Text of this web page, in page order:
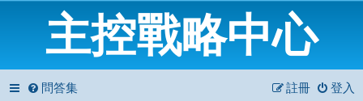
主控戰略中心
問答集 登入
註冊